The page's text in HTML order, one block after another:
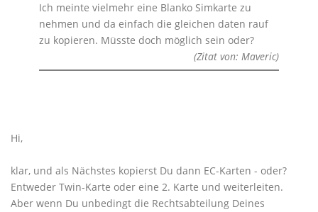
Ich meinte vielmehr eine Blanko Simkarte zu
nehmen und da einfach die gleichen daten rauf
zu kopieren. Müsste doch möglich sein oder?
(Zitat von: Maveric)
Hi,
klar, und als Nächstes kopierst Du dann EC-Karten - oder?
Entweder Twin-Karte oder eine 2. Karte und weiterleiten.
Aber wenn Du unbedingt die Rechtsabteilung Deines